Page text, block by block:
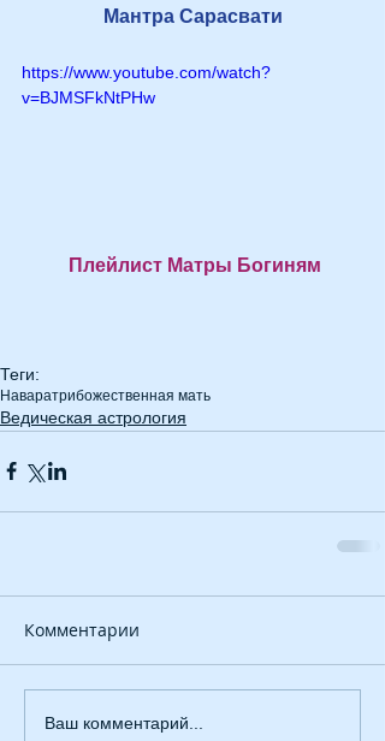
Мантра Сарасвати
https://www.youtube.com/watch?
v=BJMSFkNtPHw
Плейлист Матры Богиням
Теги:
Наваратрибожественная мать
Ведическая астрология
Комментарии
Ваш комментарий...